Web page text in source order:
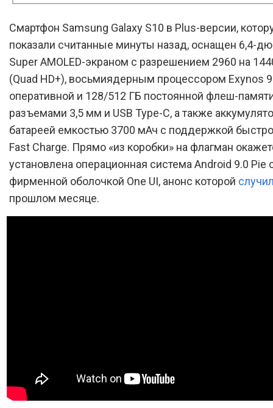
Смартфон Samsung Galaxy S10 в Plus-версии,
показали считанные минуты назад, оснащен 6,4-
Super AMOLED-экраном с разрешением 2960 на
(Quad HD+), восьмиядерным процессором Exynos
оперативной и 128/512 ГБ постоянной флеш-
разъемами 3,5 мм и USB Type-C, а также
батареей емкостью 3700 мАч с поддержкой
Fast Charge. Прямо «из коробки» на флагман
установлена операционная система Android 9.0 Pie
фирменной оболочкой One UI, анонс которой
прошлом месяце.